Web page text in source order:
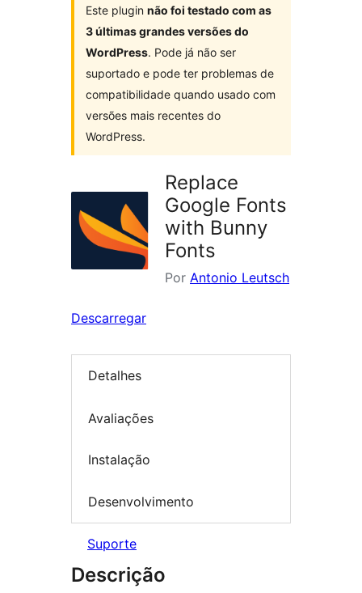
Este plugin não foi testado com as
3 últimas grandes versões do
WordPress. Pode já não ser
suportado e pode ter problemas de
compatibilidade quando usado com
versões mais recentes do
WordPress.
Replace
Google Fonts
with Bunny
Fonts
Por Antonio Leutsch
Descarregar
Detalhes
Avaliações
Instalação
Desenvolvimento
Suporte
Descrição